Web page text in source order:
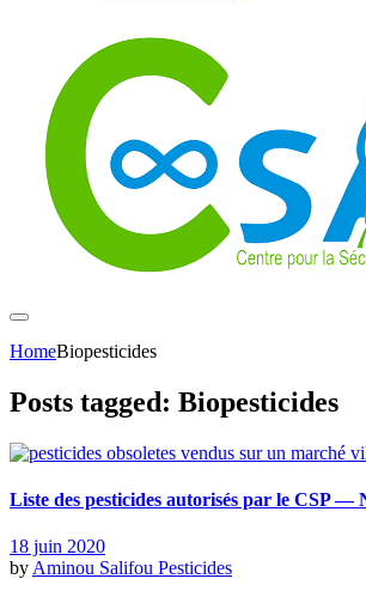
HomeBiopesticides
Posts tagged: Biopesticides
Liste des pesticides autorisés par le CSP —
18 juin 2020
by Aminou Salifou Pesticides